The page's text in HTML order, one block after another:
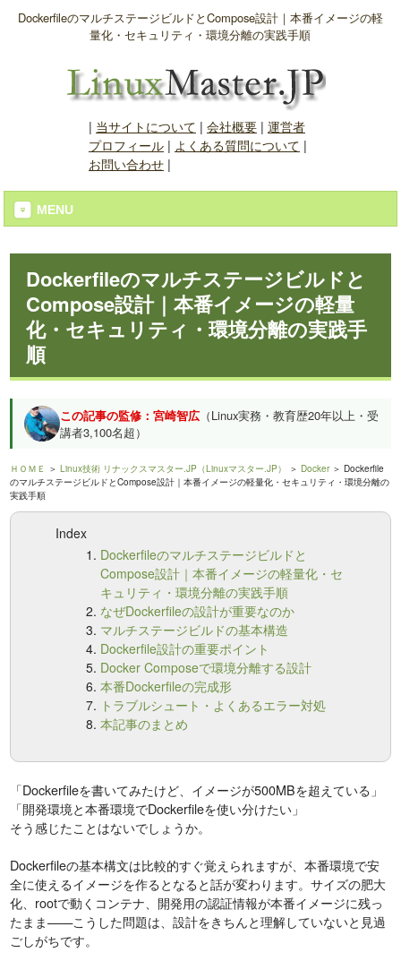
DockerfileのマルチステージビルドとCompose設計｜本番イメージの軽
量化・セキュリティ・環境分離の実践手順
| 当サイトについて | 会社概要| 運営者
プロフィール| よくある質問について |
お問い合わせ|
MENU
Dockerfileのマルチステージビルドと
Compose設計｜本番イメージの軽量
化・セキュリティ・環境分離の実践手
順
この記事の監修：宮崎智広 （Linux実務・教育歴20年以上・受
講者3,100名超）
ＨＯＭＥ ＞Linux技術 リナックスマスター.JP（Linuxマスター.JP） ＞ Docker＞ Dockerfile
のマルチステージビルドとCompose設計｜本番イメージの軽量化・セキュリティ・環境分離の
実践手順
Index
Dockerfileのマルチステージビルドと
Compose設計｜本番イメージの軽量化・セ
キュリティ・環境分離の実践手順
なぜDockerfileの設計が重要なのか
マルチステージビルドの基本構造
Dockerfile設計の重要ポイント
Docker Composeで環境分離する設計
本番Dockerfileの完成形
トラブルシュート・よくあるエラー対処
本記事のまとめ
「Dockerfileを書いてみたけど、イメージが500MBを超えている」
「開発環境と本番環境でDockerfileを使い分けたい」
そう感じたことはないでしょうか。
Dockerfileの基本構文は比較的すぐ覚えられますが、本番環境で安
全に使えるイメージを作るとなると話が変わります。サイズの肥大
化、rootで動くコンテナ、開発用の認証情報が本番イメージに残っ
たまま——こうした問題は、設計をきちんと理解していないと見過
ごしがちです。